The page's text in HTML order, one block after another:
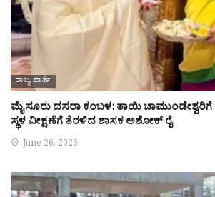
ರಾಜ್ಯ ವಾರ್ತೆ
ಮೈಸೂರು ದಸರಾ ಕಂಬಳ: ತಾಯಿ
ಸ್ಥಳ ವೀಕ್ಷಣೆಗೆ ತೆರಳಿದ ಶಾಸಕ ಅಶೋಕ್ ರೈ
June 26, 2026